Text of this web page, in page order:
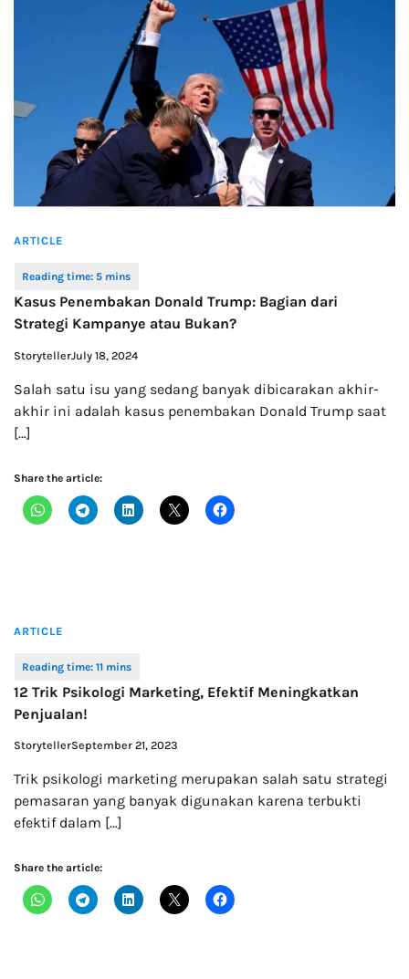
ARTICLE
Kasus Penembakan Donald Trump: Bagian dari
Strategi Kampanye atau Bukan?
StorytellerJuly 18, 2024
Salah satu isu yang sedang banyak dibicarakan akhir-
akhir ini adalah kasus penembakan Donald Trump saat
[…]
Share the article:
ARTICLE
12 Trik Psikologi Marketing, Efektif Meningkatkan
Penjualan!
StorytellerSeptember 21, 2023
Trik psikologi marketing merupakan salah satu strategi
pemasaran yang banyak digunakan karena terbukti
efektif dalam […]
Share the article: